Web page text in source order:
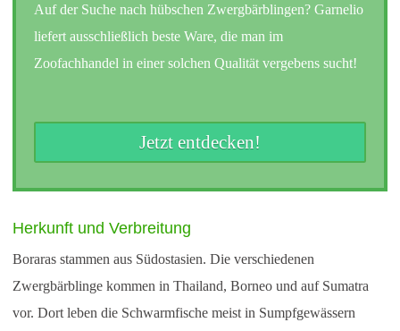
Auf der Suche nach hübschen Zwergbärblingen? Garnelio
liefert ausschließlich beste Ware, die man im
Zoofachhandel in einer solchen Qualität vergebens sucht!
Jetzt entdecken!
Herkunft und Verbreitung
Boraras stammen aus Südostasien. Die verschiedenen
Zwergbärblinge kommen in Thailand, Borneo und auf Sumatra
vor. Dort leben die Schwarmfische meist in Sumpfgewässern